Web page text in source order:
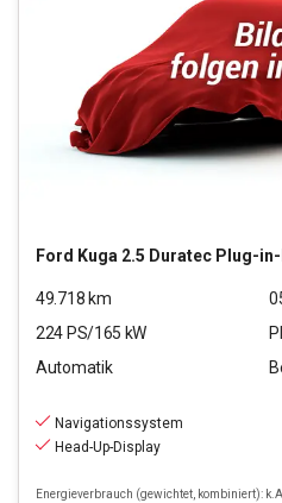
Ford Kuga 2.5 Duratec Plug-in-Hybrid PHEV
49.718 km
224 PS/165 kW
Automatik
Navigationssystem
Head-Up-Display
Energieverbrauch (gewichtet, kombiniert): k.A.,